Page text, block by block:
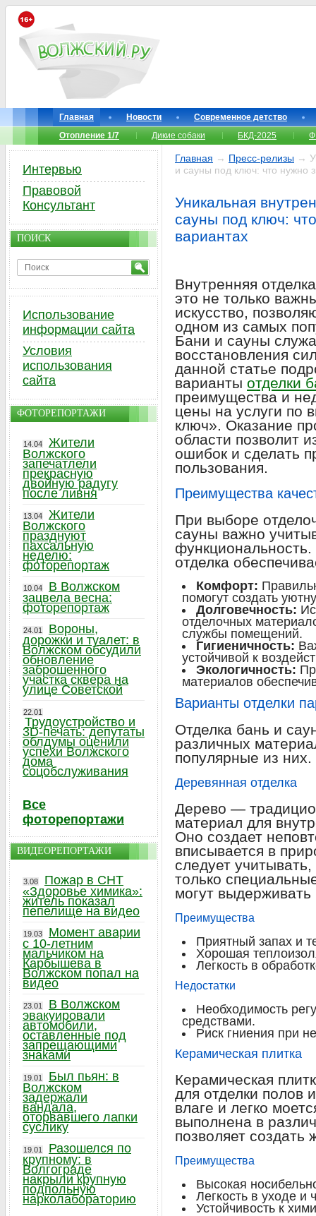
Главная Новости
Современное детство
Отопление 1/7
Дикие собаки БКД-2025
Главная → Пресс-релизы →
и сауны под ключ: что нужно
Уникальная
сауны под ключ:
вариантах
Внутренняя
это не только
искусство,
одном из самых
Бани и сауны
восстановления
данной статье
варианты отделки
преимущества и
цены на услуги по
ключ». Оказание
области позволит
ошибок и сделать
пользования.
Преимущества
При выборе
сауны важно
функциональность.
отделка
Комфорт:
помогут создать
Долговечность:
отделочных
службы помещений.
Гигиеничность:
устойчивой к
Экологичность:
материалов
Варианты отделки
Отделка бань и
различных
популярные из них.
Деревянная отделка
Дерево —
материал для
Оно создает
вписывается в
следует
только
могут
Преимущества
Приятный запах и
Хорошая
Легкость в
Недостатки
Необходимость
средствами.
Риск гниения при
Керамическая плитка
Керамическая
для отделки полов
влаге и легко
выполнена в
позволяет
Преимущества
Высокая
Легкость в уходе и
Устойчивость к
Интервью
Правовой
Консультант
ПОИСК
Использование
информации сайта
Условия
использования
сайта
ФОТОРЕПОРТАЖИ
14.04
Жители
Волжского
запечатлели
прекрасную
двойную радугу
после ливня
13.04
Жители
Волжского
празднуют
пахсальную
неделю:
фоторепортаж
10.04
В Волжском
зацвела весна:
фоторепортаж
24.01
Вороны,
дорожки и туалет: в
Волжском обсудили
обновление
заброшенного
участка сквера на
улице Советской
22.01
Трудоустройство и
3D-печать: депутаты
облдумы оценили
успехи Волжского
дома
соцобслуживания
Все
фоторепортажи
ВИДЕОРЕПОРТАЖИ
3.08
Пожар в СНТ
«Здоровье химика»:
житель показал
пепелище на видео
19.03
Момент аварии
с 10-летним
мальчиком на
Карбышева в
Волжском попал на
видео
23.01
В Волжском
эвакуировали
автомобили,
оставленные под
запрещающими
знаками
19.01
Был пьян: в
Волжском
задержали
вандала,
оторвавшего лапки
суслику
19.01
Разошелся по
крупному: в
Волгограде
накрыли крупную
подпольную
нарколабораторию